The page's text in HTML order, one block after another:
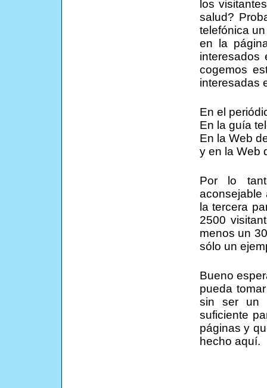
los
salud?
telefónica
en la
cogemos
interesadas
En el
En la guía
En la Web
y en la Web
Por lo
aconsejable
la tercera
2500
menos un
sólo un
Bueno
pueda
sin ser un
suficiente
páginas y
hecho aquí.